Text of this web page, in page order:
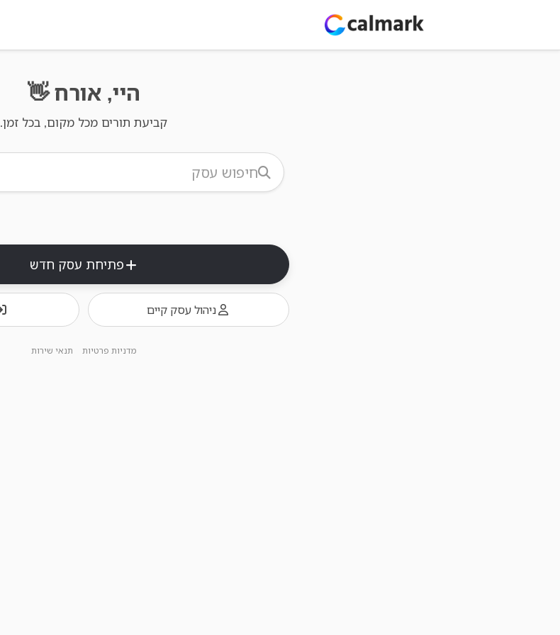
היי, אורח 👋
קביעת תורים מכל מקום, בכל זמן.
פתיחת עסק חדש
ניהול עסק קיים
מדניות פרטיות תנאי שירות